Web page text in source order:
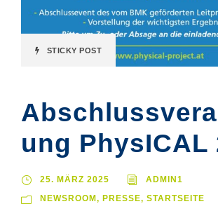
STICKY POST
ung PhysICAL
25. MÄRZ 2025 ADMIN1
NEWSROOM , PRESSE, STARTSEITE